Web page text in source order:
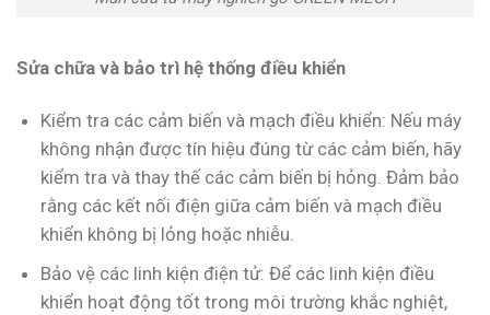
Sửa chữa và bảo trì hệ thống điều khiển
Kiểm tra các cảm biến và mạch điều khiển: Nếu máy
không nhận được tín hiệu đúng từ các cảm biến, hãy
kiểm tra và thay thế các cảm biến bị hỏng. Đảm bảo
rằng các kết nối điện giữa cảm biến và mạch điều
khiển không bị lỏng hoặc nhiễu.
Bảo vệ các linh kiện điện tử: Để các linh kiện điều
khiển hoạt động tốt trong môi trường khắc nghiệt,